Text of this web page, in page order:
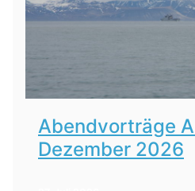
Abendvorträge
Dezember 2026